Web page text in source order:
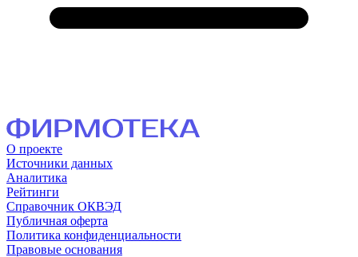
О проекте
Источники данных
Аналитика
Рейтинги
Справочник ОКВЭД
Публичная оферта
Политика конфиденциальности
Правовые основания